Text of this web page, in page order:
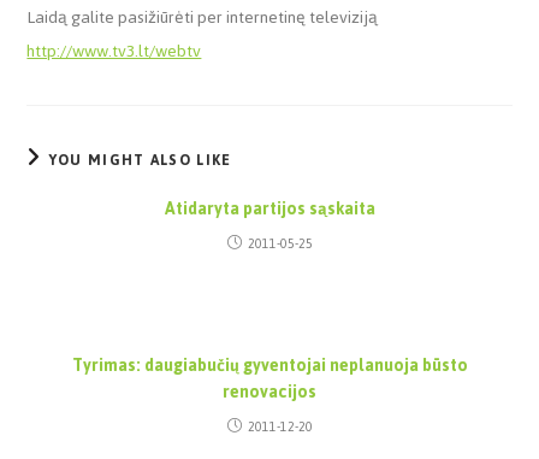
Laidą galite pasižiūrėti per internetinę televiziją
http://www.tv3.lt/webtv
YOU MIGHT ALSO LIKE
Atidaryta partijos sąskaita
2011-05-25
Tyrimas: daugiabučių gyventojai neplanuoja būsto
renovacijos
2011-12-20